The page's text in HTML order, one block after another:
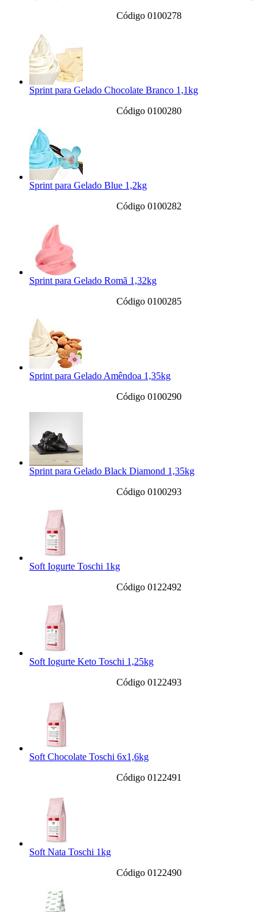
Código 0100278
Sprint para Gelado Chocolate Branco 1,1kg
Código 0100280
Sprint para Gelado Blue 1,2kg
Código 0100282
Sprint para Gelado Romã 1,32kg
Código 0100285
Sprint para Gelado Amêndoa 1,35kg
Código 0100290
Sprint para Gelado Black Diamond 1,35kg
Código 0100293
Soft Iogurte Toschi 1kg
Código 0122492
Soft Iogurte Keto Toschi 1,25kg
Código 0122493
Soft Chocolate Toschi 6x1,6kg
Código 0122491
Soft Nata Toschi 1kg
Código 0122490